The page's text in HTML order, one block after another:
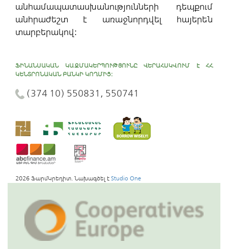
անհամապատասխանությունների դեպքում
անհրաժեշտ է առաջնորդվել հայերեն
տարբերակով:
ՖԻՆԱՆՍԱԿԱՆ ԿԱԶՄԱԿԵՐՊՈՒԹՅՈՒՆԸ ՎԵՐԱՀՍԿՎՈՒՄ Է ՀՀ
ԿԵՆՏՐՈՆԱԿԱՆ ԲԱՆԿԻ ԿՈՂՄԻՑ:
(374 10) 550831, 550741
2026 ՖարմԿրեդիտ. Նախագծել է Studio One